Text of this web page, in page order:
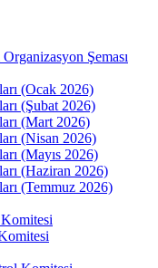
Şeması
(Ocak 2026)
(Şubat 2026)
(Mart 2026)
(Nisan 2026)
(Mayıs 2026)
(Haziran 2026)
(Temmuz 2026)